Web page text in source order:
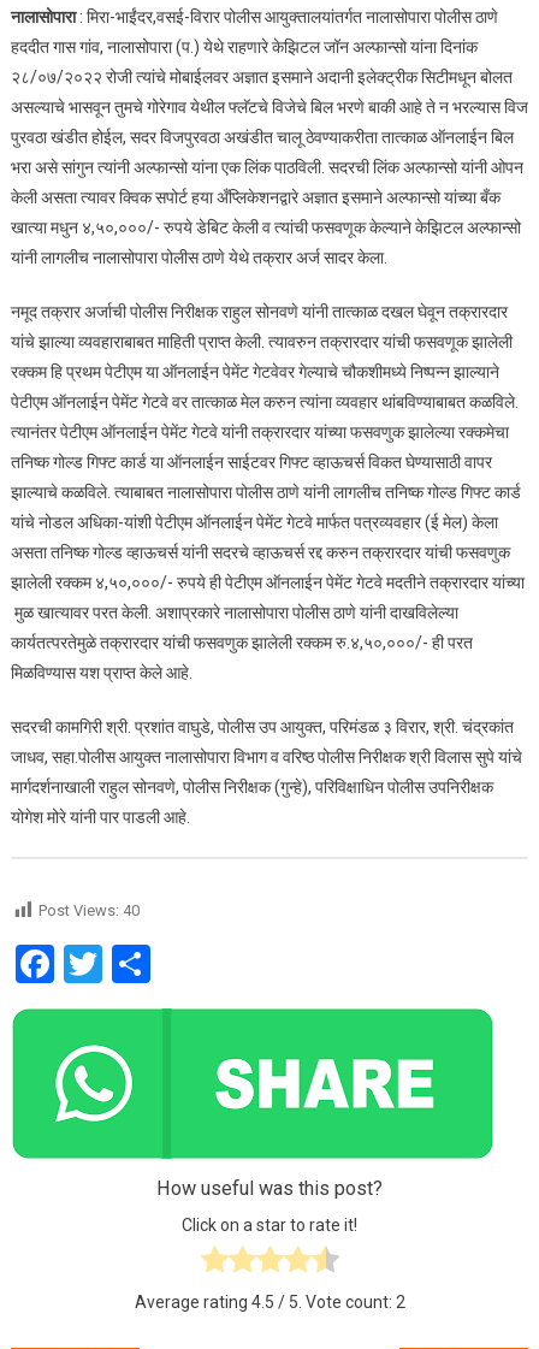
नालासोपारा: मिरा-भाईंदर,वसई-विरार पोलीस आयुक्तालयांतर्गत नालासोपारा पोलीस ठाणे
हददीत गास गांव, नालासोपारा (प.) येथे राहणारे केझिटल जॉन अल्फान्सो यांना दिनांक
२८/०७/२०२२ रोजी त्यांचे मोबाईलवर अज्ञात इसमाने अदानी इलेक्ट्रीक सिटीमधून बोलत
असल्याचे भासवून तुमचे गोरेगाव येथील फ्लॅटचे विजेचे बिल भरणे बाकी आहे ते न भरल्यास विज
पुरवठा खंडीत होईल, सदर विजपुरवठा अखंडीत चालू ठेवण्याकरीता तात्काळ ऑनलाईन बिल
भरा असे सांगुन त्यांनी अल्फान्सो यांना एक लिंक पाठविली. सदरची लिंक अल्फान्सो यांनी ओपन
केली असता त्यावर क्विक सपोर्ट हया अँप्लिकेशनद्वारे अज्ञात इसमाने अल्फान्सो यांच्या बँक
खात्या मधुन ४,५०,०००/- रुपये डेबिट केली व त्यांची फसवणूक केल्याने केझिटल अल्फान्सो
यांनी लागलीच नालासोपारा पोलीस ठाणे येथे तक्रार अर्ज सादर केला.
नमूद तक्रार अर्जाची पोलीस निरीक्षक राहुल सोनवणे यांनी तात्काळ दखल घेवून तक्रारदार
यांचे झाल्या व्यवहाराबाबत माहिती प्राप्त केली. त्यावरुन तक्रारदार यांची फसवणूक झालेली
रक्कम हि प्रथम पेटीएम या ऑनलाईन पेमेंट गेटवेवर गेल्याचे चौकशीमध्ये निष्पन्न झाल्याने
पेटीएम ऑनलाईन पेमेंट गेटवे वर तात्काळ मेल करुन त्यांना व्यवहार थांबविण्याबाबत कळविले.
त्यानंतर पेटीएम ऑनलाईन पेमेंट गेटवे यांनी तक्रारदार यांच्या फसवणुक झालेल्या रक्कमेचा
तनिष्क गोल्ड गिफ्ट कार्ड या ऑनलाईन साईटवर गिफ्ट व्हाऊचर्स विकत घेण्यासाठी वापर
झाल्याचे कळविले. त्याबाबत नालासोपारा पोलीस ठाणे यांनी लागलीच तनिष्क गोल्ड गिफ्ट कार्ड
यांचे नोडल अधिका-यांशी पेटीएम ऑनलाईन पेमेंट गेटवे मार्फत पत्रव्यवहार (ई मेल) केला
असता तनिष्क गोल्ड व्हाऊचर्स यांनी सदरचे व्हाऊचर्स रद्द करुन तक्रारदार यांची फसवणुक
झालेली रक्कम ४,५०,०००/- रुपये ही पेटीएम ऑनलाईन पेमेंट गेटवे मदतीने तक्रारदार यांच्या
मुळ खात्यावर परत केली. अशाप्रकारे नालासोपारा पोलीस ठाणे यांनी दाखविलेल्या
कार्यतत्परतेमुळे तक्रारदार यांची फसवणुक झालेली रक्कम रु.४,५०,०००/- ही परत
मिळविण्यास यश प्राप्त केले आहे.
सदरची कामगिरी श्री. प्रशांत वाघुडे, पोलीस उप आयुक्त, परिमंडळ ३ विरार, श्री. चंद्रकांत
जाधव, सहा.पोलीस आयुक्त नालासोपारा विभाग व वरिष्ठ पोलीस निरीक्षक श्री विलास सुपे यांचे
मार्गदर्शनाखाली राहुल सोनवणे, पोलीस निरीक्षक (गुन्हे), परिविक्षाधिन पोलीस उपनिरीक्षक
योगेश मोरे यांनी पार पाडली आहे.
Post Views: 40
Facebook
Twitter
How useful was this post?
Click on a star to rate it!
Average rating 4.5 / 5. Vote count: 2